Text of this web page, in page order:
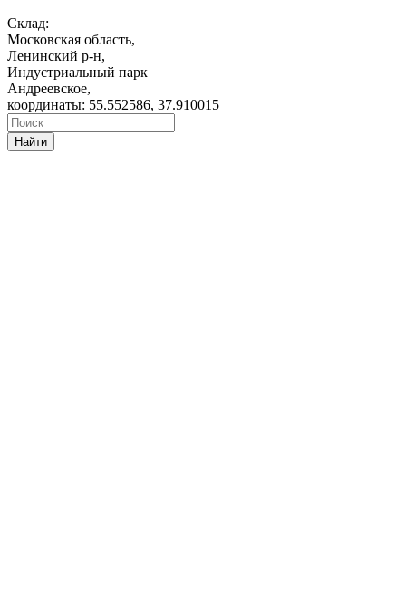
Склад:
Московская область,
Ленинский р-н,
Индустриальный парк
Андреевское,
координаты: 55.552586, 37.910015
Найти